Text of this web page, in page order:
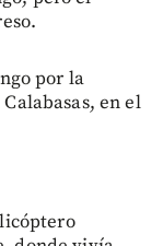
por la
en el